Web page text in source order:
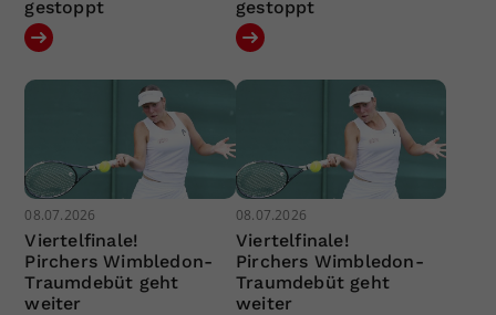
gestoppt
gestoppt
08.07.2026
Viertelfinale!
Pirchers Wimbledon-
Traumdebüt geht
weiter
08.07.2026
Viertelfinale!
Pirchers Wimbledon-
Traumdebüt geht
weiter